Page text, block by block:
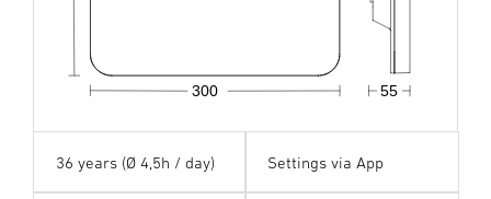
55
300
36 years (Ø 4,5h / day) Settings via App